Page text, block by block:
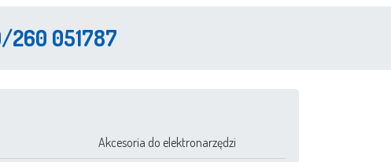
260 051787
Akcesoria do elektronarzędzi